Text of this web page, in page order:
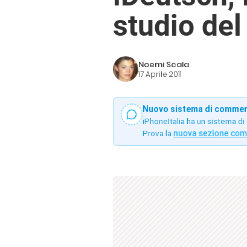
studio
Noemi Scala
17 Aprile 2011
Nuovo sistema di
iPhoneItalia ha un sistema
Prova la nuova sezione